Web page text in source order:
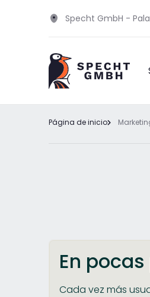
Specht GmbH -
Página de inicio
En
Cada vez más